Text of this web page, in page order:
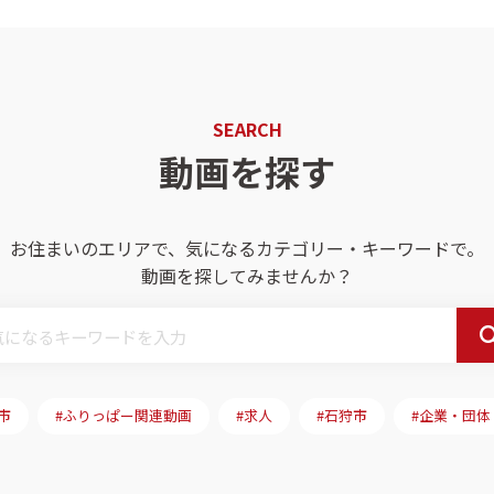
SEARCH
動画を探す
お住まいのエリアで、気になるカテゴリー・キーワードで。
動画を探してみませんか？
#ふりっぱー関連動画 #求人 #石狩市 #企業・団